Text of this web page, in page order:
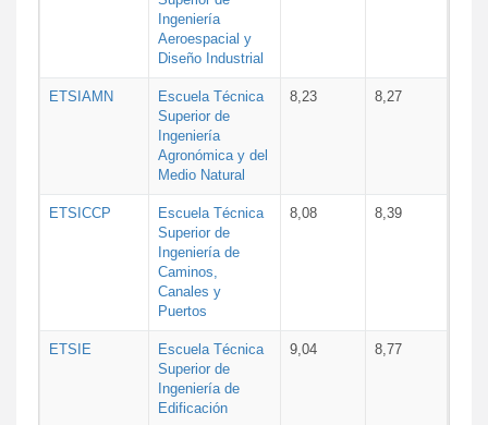
Ingeniería
Aeroespacial y
Diseño Industrial
ETSIAMN
Escuela Técnica
Superior de
Ingeniería
Agronómica y del
Medio Natural
8,23 8,27
ETSICCP
Escuela Técnica
Superior de
Ingeniería de
Caminos,
Canales y
Puertos
8,08 8,39
ETSIE
Escuela Técnica
Superior de
Ingeniería de
Edificación
9,04 8,77